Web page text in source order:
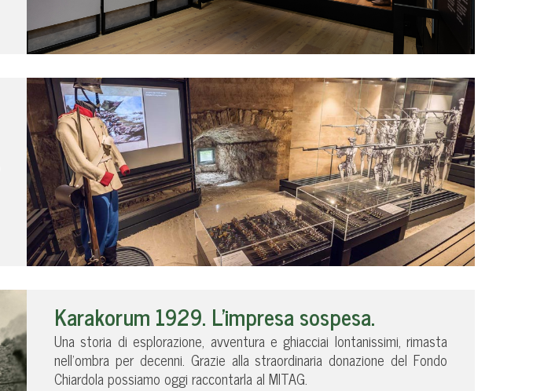
Karakorum 1929. L’impresa sospesa.
Una storia di esplorazione, avventura e ghiacciai lontanissimi, rimasta
nell’ombra per decenni. Grazie alla straordinaria donazione del Fondo
Chiardola possiamo oggi raccontarla al MITAG.